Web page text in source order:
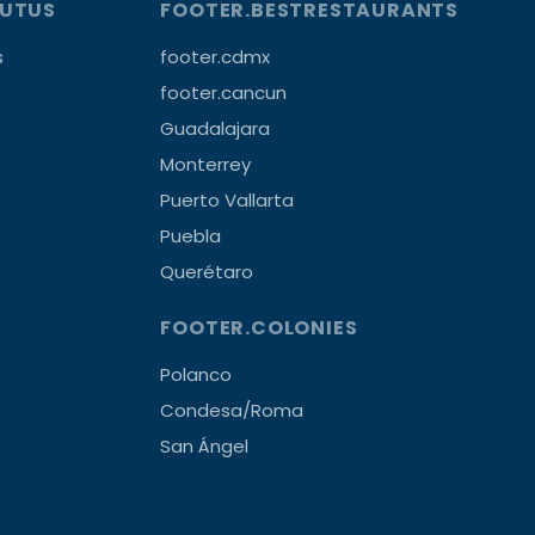
FOOTER.BESTRESTAURANTS
footer.cdmx
footer.cancun
Guadalajara
Monterrey
Puerto Vallarta
Puebla
Querétaro
FOOTER.COLONIES
Polanco
Condesa/Roma
San Ángel